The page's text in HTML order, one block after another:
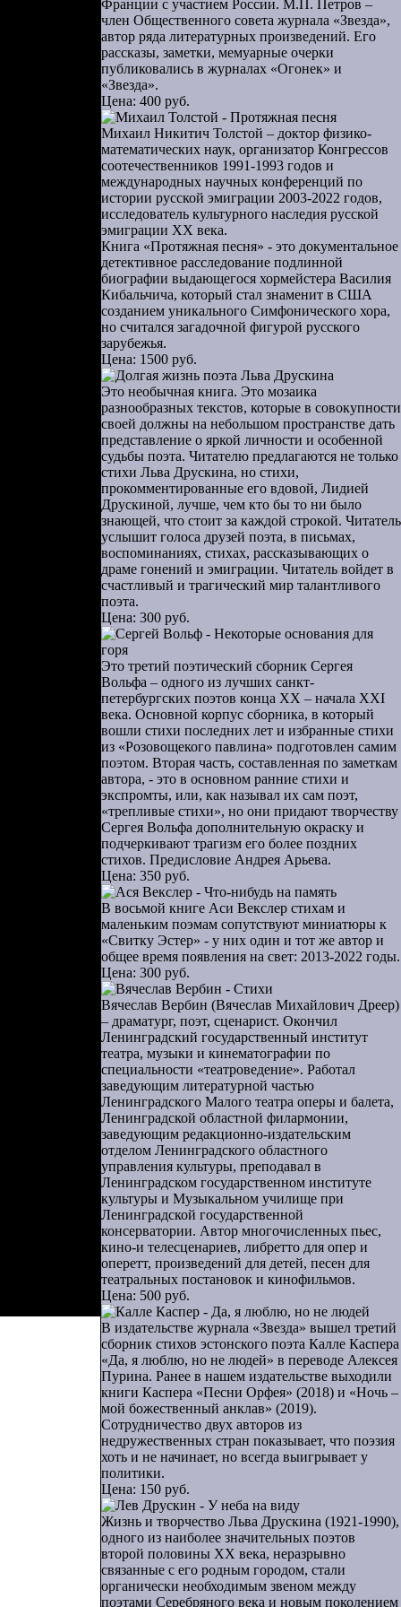
Франции с участием России. М.П. Петров –
член Общественного совета журнала «Звезда»,
автор ряда литературных произведений. Его
рассказы, заметки, мемуарные очерки
публиковались в журналах «Огонек» и
«Звезда».
Цена: 400 руб.
Михаил Никитич Толстой – доктор физико-
математических наук, организатор Конгрессов
соотечественников 1991-1993 годов и
международных научных конференций по
истории русской эмиграции 2003-2022 годов,
исследователь культурного наследия русской
эмиграции ХХ века.
Книга «Протяжная песня» - это документальное
детективное расследование подлинной
биографии выдающегося хормейстера Василия
Кибальчича, который стал знаменит в США
созданием уникального Симфонического хора,
но считался загадочной фигурой русского
зарубежья.
Цена: 1500 руб.
Это необычная книга. Это мозаика
разнообразных текстов, которые в совокупности
своей должны на небольшом пространстве дать
представление о яркой личности и особенной
судьбы поэта. Читателю предлагаются не только
стихи Льва Друскина, но стихи,
прокомментированные его вдовой, Лидией
Друскиной, лучше, чем кто бы то ни было
знающей, что стоит за каждой строкой. Читатель
услышит голоса друзей поэта, в письмах,
воспоминаниях, стихах, рассказывающих о
драме гонений и эмиграции. Читатель войдет в
счастливый и трагический мир талантливого
поэта.
Цена: 300 руб.
Это третий поэтический сборник Сергея
Вольфа – одного из лучших санкт-
петербургских поэтов конца ХХ – начала XXI
века. Основной корпус сборника, в который
вошли стихи последних лет и избранные стихи
из «Розовощекого павлина» подготовлен самим
поэтом. Вторая часть, составленная по заметкам
автора, - это в основном ранние стихи и
экспромты, или, как называл их сам поэт,
«трепливые стихи», но они придают творчеству
Сергея Вольфа дополнительную окраску и
подчеркивают трагизм его более поздних
стихов. Предисловие Андрея Арьева.
Цена: 350 руб.
В восьмой книге Аси Векслер стихам и
маленьким поэмам сопутствуют миниатюры к
«Свитку Эстер» - у них один и тот же автор и
общее время появления на свет: 2013-2022 годы.
Цена: 300 руб.
Вячеслав Вербин (Вячеслав Михайлович Дреер)
– драматург, поэт, сценарист. Окончил
Ленинградский государственный институт
театра, музыки и кинематографии по
специальности «театроведение». Работал
заведующим литературной частью
Ленинградского Малого театра оперы и балета,
Ленинградской областной филармонии,
заведующим редакционно-издательским
отделом Ленинградского областного
управления культуры, преподавал в
Ленинградском государственном институте
культуры и Музыкальном училище при
Ленинградской государственной
консерватории. Автор многочисленных пьес,
кино-и телесценариев, либретто для опер и
оперетт, произведений для детей, песен для
театральных постановок и кинофильмов.
Цена: 500 руб.
В издательстве журнала «Звезда» вышел третий
сборник стихов эстонского поэта Калле Каспера
«Да, я люблю, но не людей» в переводе Алексея
Пурина. Ранее в нашем издательстве выходили
книги Каспера «Песни Орфея» (2018) и «Ночь –
мой божественный анклав» (2019).
Сотрудничество двух авторов из
недружественных стран показывает, что поэзия
хоть и не начинает, но всегда выигрывает у
политики.
Цена: 150 руб.
Жизнь и творчество Льва Друскина (1921-1990),
одного из наиболее значительных поэтов
второй половины ХХ века, неразрывно
связанные с его родным городом, стали
органически необходимым звеном между
поэтами Серебряного века и новым поколением